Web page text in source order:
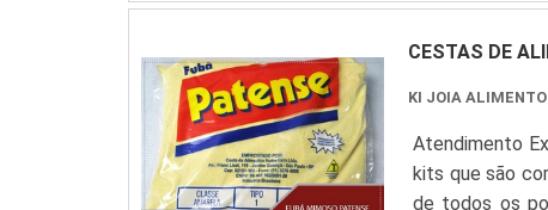
CESTAS DE
KI JOIA
Atendimento
kits que são
de todos os